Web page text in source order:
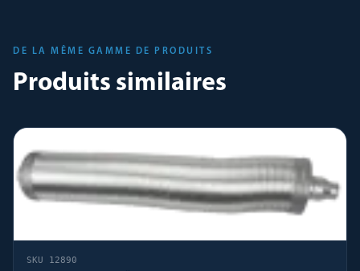
DE LA MÊME GAMME DE PRODUITS
Produits similaires
SKU 12890